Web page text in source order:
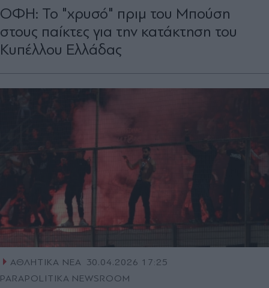
ΟΦΗ: Το "χρυσό" πριμ του Μπούση
στους παίκτες για την κατάκτηση του
Κυπέλλου Ελλάδας
ΑΘΛΗΤΙΚΑ ΝΕΑ 30.04.2026 17:25
PARAPOLITIKA NEWSROOM